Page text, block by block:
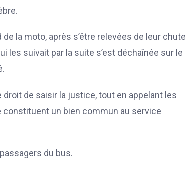
la moto, après s’être relevées de leur chute
les suivait par la suite s’est déchaînée sur le
droit de saisir la justice, tout en appelant les
constituent un bien commun au service
du bus.